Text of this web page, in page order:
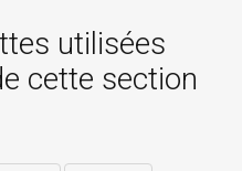
utilisées
cette section